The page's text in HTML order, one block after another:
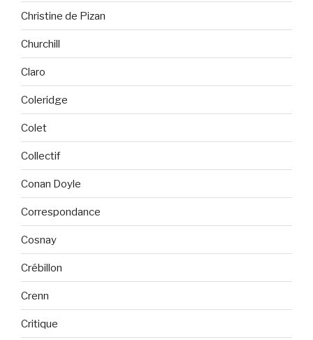
Christine de Pizan
Churchill
Claro
Coleridge
Colet
Collectif
Conan Doyle
Correspondance
Cosnay
Crébillon
Crenn
Critique